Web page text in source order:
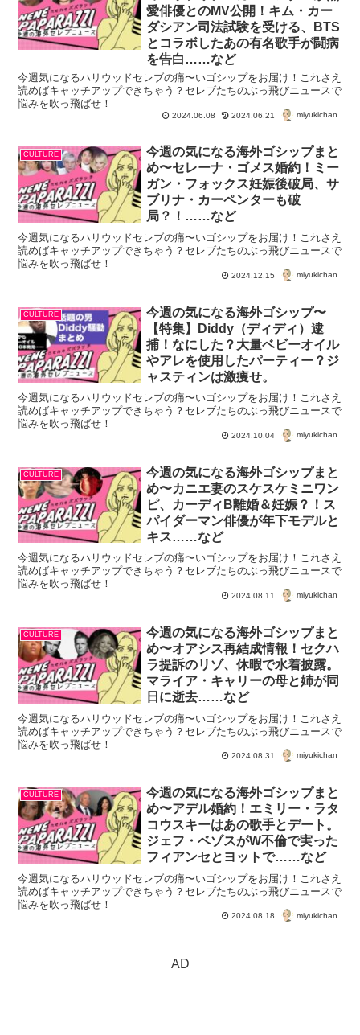
愛俳優とのMV公開！キム・カー
ダシアン司法試験を受ける、BTS
とコラボしたあの有名歌手が闘病
を告白……など
今週気になるハリウッドセレブの痛〜いゴシップをお届け！これさえ
読めばキャッチアップできちゃう？セレブたちのぶっ飛びニュースで
悩みを吹っ飛ばせ！
2024.06.08 2024.06.21 miyukichan
CULTURE
今週の気になる海外ゴシップまと
め〜セレーナ・ゴメス婚約！ミー
ガン・フォックス妊娠後破局、サ
ブリナ・カーペンターも破
局？！……など
今週気になるハリウッドセレブの痛〜いゴシップをお届け！これさえ
読めばキャッチアップできちゃう？セレブたちのぶっ飛びニュースで
悩みを吹っ飛ばせ！
2024.12.15 miyukichan
CULTURE
今週の気になる海外ゴシップ〜
【特集】Diddy（ディディ）逮
捕！なにした？大量ベビーオイル
やアレを使用したパーティー？ジ
ャスティンは激痩せ。
今週気になるハリウッドセレブの痛〜いゴシップをお届け！これさえ
読めばキャッチアップできちゃう？セレブたちのぶっ飛びニュースで
悩みを吹っ飛ばせ！
2024.10.04 miyukichan
CULTURE
今週の気になる海外ゴシップまと
め〜カニエ妻のスケスケミニワン
ピ、カーディB離婚＆妊娠？！ス
パイダーマン俳優が年下モデルと
キス……など
今週気になるハリウッドセレブの痛〜いゴシップをお届け！これさえ
読めばキャッチアップできちゃう？セレブたちのぶっ飛びニュースで
悩みを吹っ飛ばせ！
2024.08.11 miyukichan
CULTURE
今週の気になる海外ゴシップまと
め〜オアシス再結成情報！セクハ
ラ提訴のリゾ、休暇で水着披露。
マライア・キャリーの母と姉が同
日に逝去……など
今週気になるハリウッドセレブの痛〜いゴシップをお届け！これさえ
読めばキャッチアップできちゃう？セレブたちのぶっ飛びニュースで
悩みを吹っ飛ばせ！
2024.08.31 miyukichan
CULTURE
今週の気になる海外ゴシップまと
め〜アデル婚約！エミリー・ラタ
コウスキーはあの歌手とデート。
ジェフ・ベゾスがW不倫で実った
フィアンセとヨットで……など
今週気になるハリウッドセレブの痛〜いゴシップをお届け！これさえ
読めばキャッチアップできちゃう？セレブたちのぶっ飛びニュースで
悩みを吹っ飛ばせ！
2024.08.18 miyukichan
AD